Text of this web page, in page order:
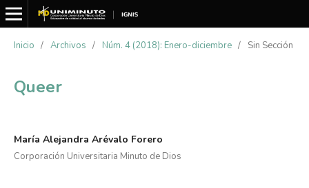
Inicio / Archivos / Núm. 4 (2018): Enero-diciembre / Sin Sección
Queer
María Alejandra Arévalo Forero
Corporación Universitaria Minuto de Dios